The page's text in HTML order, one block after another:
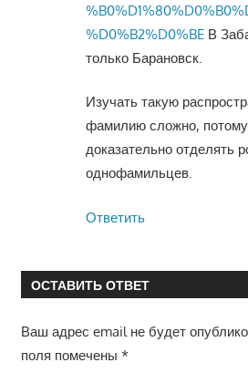
%D0%B2%D0%BEВ
только Барановск.
Изучать такую
фамилию сложно,
доказательно отделять
однофамильцев.
Ответить
ОСТАВИТЬ ОТВЕТ
Ваш адрес email не будет
поля помечены *